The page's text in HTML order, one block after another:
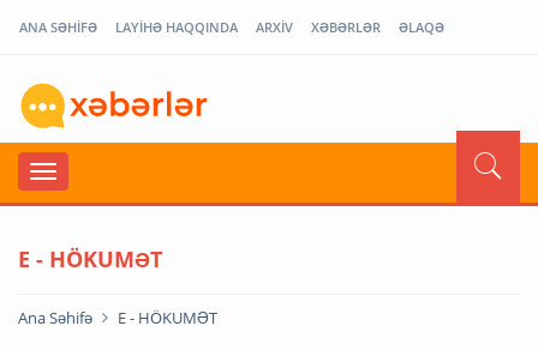
ANA SƏHİFƏ LAYİHƏ HAQQINDA ARXİV XƏBƏRLƏR ƏLAQƏ
E - HÖKUMƏT
Ana Səhifə E - HÖKUMƏT